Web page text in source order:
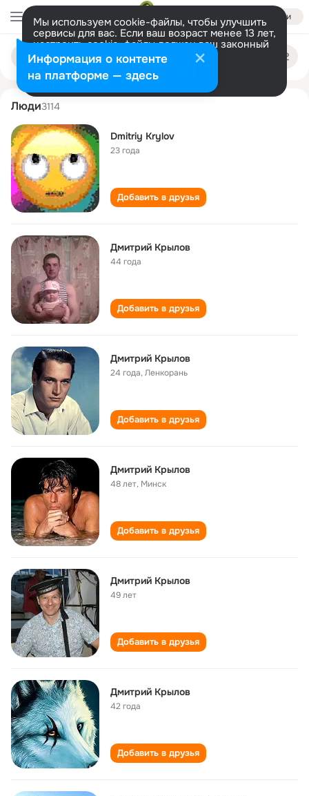
Войти
Мы используем cookie-файлы, чтобы улучшить
сервисы для вас. Если ваш возраст менее 13 лет,
настроить cookie-файлы должен ваш законный
представитель. Больше информации
Разрешить все Настроить
Поиск
людям
dmitriy krylov
Люди3114
Dmitriy Krylov
23 года
Добавить в друзья
Дмитрий Крылов
44 года
Добавить в друзья
Дмитрий Крылов
24 года,Ленкорань
Добавить в друзья
Дмитрий Крылов
48 лет, Минск
Добавить в друзья
Дмитрий Крылов
49 лет
Добавить в друзья
Дмитрий Крылов
42 года
Добавить в друзья
Информация о контенте
на платформе — здесь